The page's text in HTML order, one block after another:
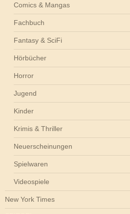
Comics & Mangas
Fachbuch
Fantasy & SciFi
Hörbücher
Horror
Jugend
Kinder
Krimis & Thriller
Neuerscheinungen
Spielwaren
Videospiele
New York Times